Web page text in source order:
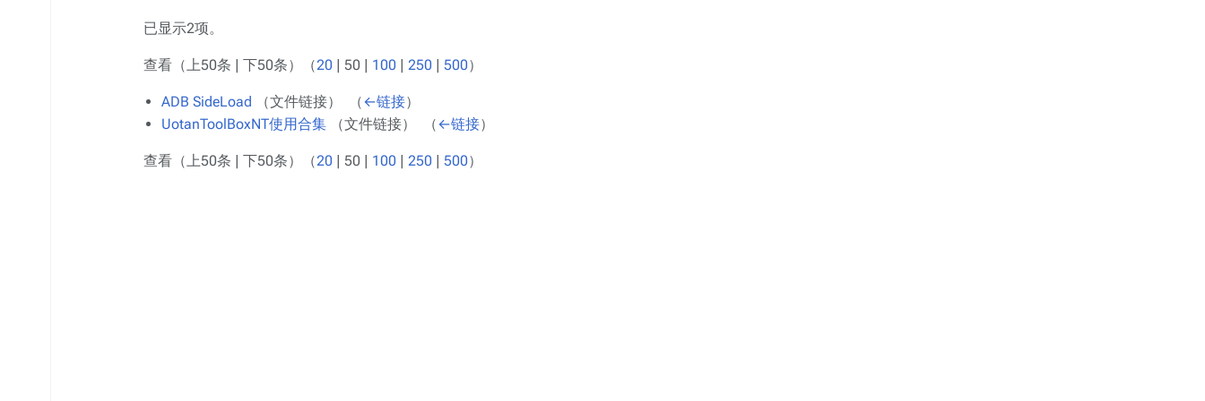
已显示2项。
查看（上50条 | 下50条）（20 | 50 | 100 | 250 | 500）
ADB SideLoad （文件链接） ‎ （←链接）
UotanToolBoxNT使用合集 （文件链接） ‎ （←链接）
查看（上50条 | 下50条）（20 | 50 | 100 | 250 | 500）